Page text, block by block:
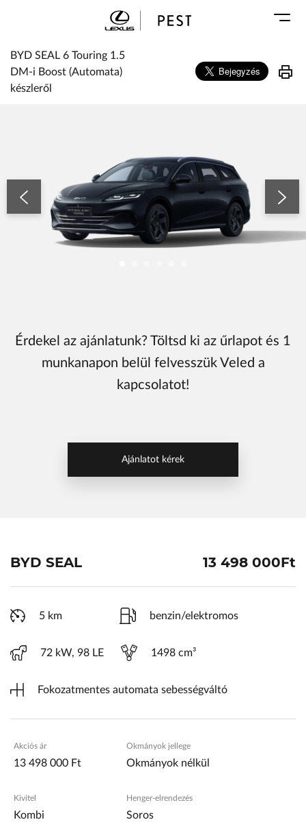
Toyota Schiller
ŠKODA Schiller
Audi Schiller
BYD Schiller
Seat Schiller
Tesla Approved Body Shop
Toyota Schiller
Karosszéria Centrum
BYD SEAL 6 Touring 1.5
DM-i Boost (Automata)
készleről
Érdekel az ajánlatunk? Töltsd ki az űrlapot és 1
munkanapon belül felvesszük Veled a
kapcsolatot!
Ajánlatot kérek
BYD SEAL 13 498 000Ft
5 km benzin/elektromos
72 kW, 98 LE 1498 cm³
Fokozatmentes automata sebességváltó
Akciós ár
13 498 000 Ft
Okmányok jellege
Okmányok nélkül
Kivitel
Kombi
Henger-elrendezés
Soros